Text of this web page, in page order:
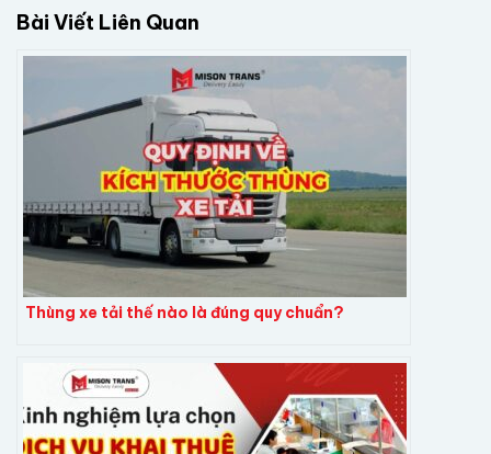
Bài Viết Liên Quan
Thùng xe tải thế nào là đúng quy chuẩn?